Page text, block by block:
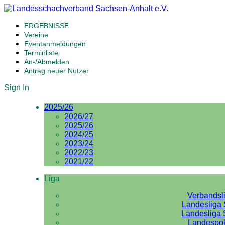
ERGEBNISSE
Vereine
Eventanmeldungen
Terminliste
An-/Abmelden
Antrag neuer Nutzer
Sign In
2025/26
2026/27
2025/26
2024/25
2023/24
2022/23
2021/22
Liga
Landesliga
Landesliga